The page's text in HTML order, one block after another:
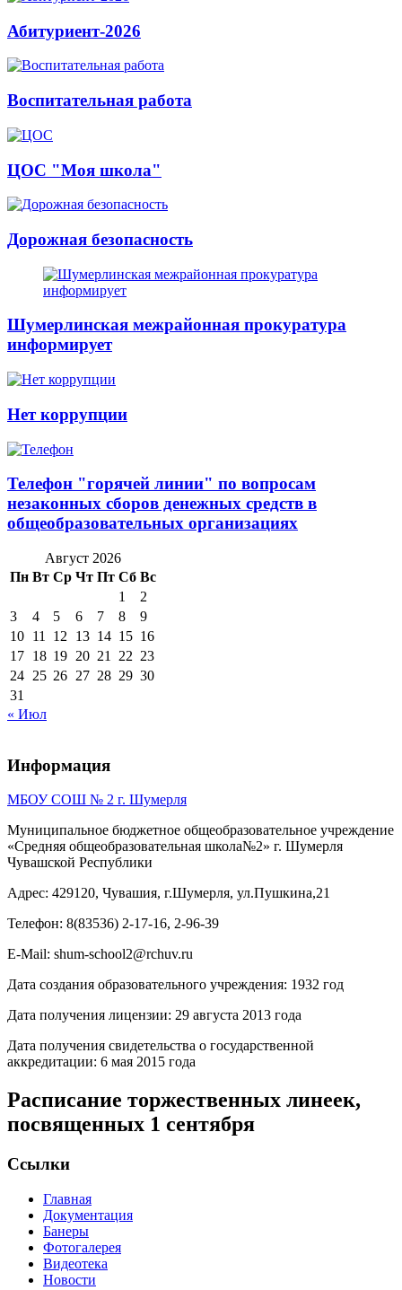
Абитуриент-2026
Воспитательная работа
ЦОС "Моя школа"
Дорожная безопасность
Шумерлинская межрайонная прокуратура
информирует
Нет коррупции
Телефон "горячей линии" по вопросам
незаконных сборов денежных средств в
общеобразовательных организациях
Август 2026
Пн Вт Ср Чт Пт Сб Вс
1
2
3
4 5 6 7 8
9
10 11 12 13 14 15 16
17 18 19 20 21 22 23
24 25 26 27 28 29 30
31
« Июл
Информация
МБОУ СОШ № 2 г. Шумерля
Муниципальное бюджетное общеобразовательное учреждение
«Средняя общеобразовательная школа№2» г. Шумерля
Чувашской Республики
Адрес: 429120, Чувашия, г.Шумерля, ул.Пушкина,21
Телефон: 8(83536) 2-17-16, 2-96-39
E-Mail: shum-school2@rchuv.ru
Дата создания образовательного учреждения: 1932 год
Дата получения лицензии: 29 августа 2013 года
Дата получения свидетельства о государственной
аккредитации: 6 мая 2015 года
Расписание торжественных линеек,
посвященных 1 сентября
Ссылки
Главная
Документация
Банеры
Фотогалерея
Видеотека
Новости